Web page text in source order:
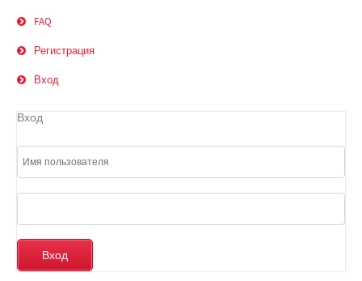
FAQ
Регистрация
Вход
Вход